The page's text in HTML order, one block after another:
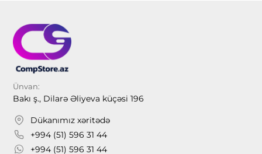
Ünvan:
Bakı ş., Dilarə Əliyeva küçəsi 196
Dükanımız xəritədə
+994 (51) 596 31 44
+994 (51) 596 31 44